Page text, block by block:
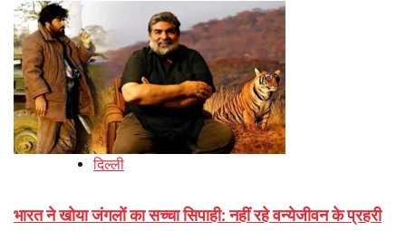
दिल्ली
भारत ने खोया जंगलों का सच्चा सिपाही: नहीं रहे वन्येजीवन के प्रहरी